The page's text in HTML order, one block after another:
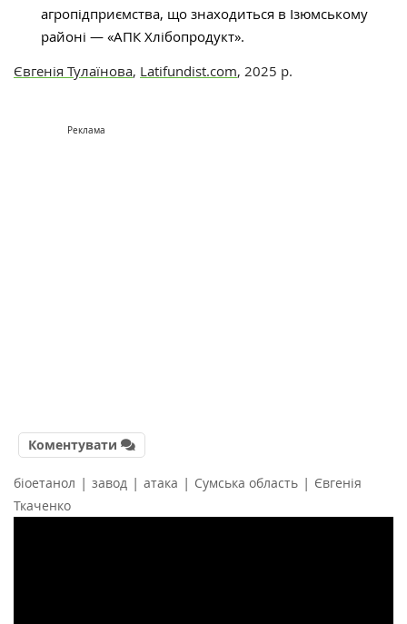
агропідприємства, що знаходиться в Ізюмському
районі — «АПК Хлібопродукт».
Євгенія Тулаїнова, Latifundist.com, 2025 р.
Реклама
Коментувати
біоетанол | завод | атака | Сумська область | Євгенія
Ткаченко